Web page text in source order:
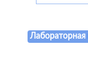
Лабораторная